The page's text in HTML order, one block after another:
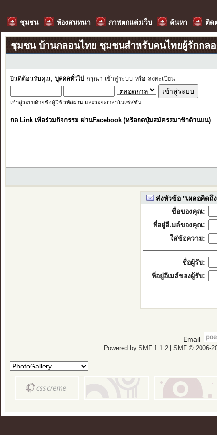
ชุมชน ห้องสนทนา ภาพตกแต่งเว็บ ค้นหา ติด
ชุมชน บ้านกลอนไทย ชุมชนสำหรับคนไทยผู้รักกล
ยินดีต้อนรับคุณ, บุคคลทั่วไป กรุณา เข้าสู่ระบบ หรือ ลงทะเบียน
เข้าสู่ระบบด้วยชื่อผู้ใช้ รหัสผ่าน และระยะเวลาในเซสชั่น
กด Link เพื่อร่วมกิจกรรม ผ่านFacebook (หรือกดปุ่มสมัครสมาชิกด้านบน)
ส่งหัวข้อ "เผลอคิดถึ
ชื่อของคุณ:
ที่อยู่อีเมล์ของคุณ:
ใส่ข้อความ:
ชื่อผู้รับ:
ที่อยู่อีเมล์ของผู้รับ:
Email:
Powered by SMF 1.1.2| SMF © 2006-